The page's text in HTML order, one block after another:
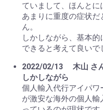
ていまして、ほんとに
あまりに重度の症状
ん。
しかしながら、基本
できると考えて良いで
2022/02/13
木山 さ
しかしながら
個人輸入代行アイパワ
が激安な海外の個人